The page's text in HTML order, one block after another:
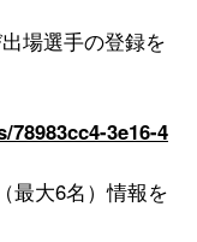
場選手の登録を
3e16-4
最大6名）情報を